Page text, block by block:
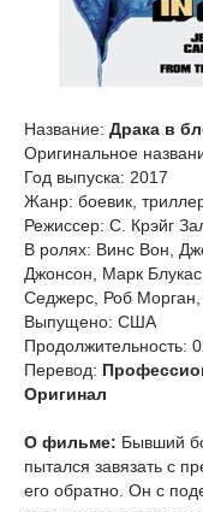
Название: Драка в
Оригинальное
Год выпуска: 2017
Жанр: боевик,
Режиссер: С. Крэйг
В ролях: Винс Вон,
Джонсон, Марк
Седжерс, Роб
Выпущено: США
Продолжительность:
Перевод:
Оригинал
О фильме: Бывший
пытался завязать с
его обратно. Он с